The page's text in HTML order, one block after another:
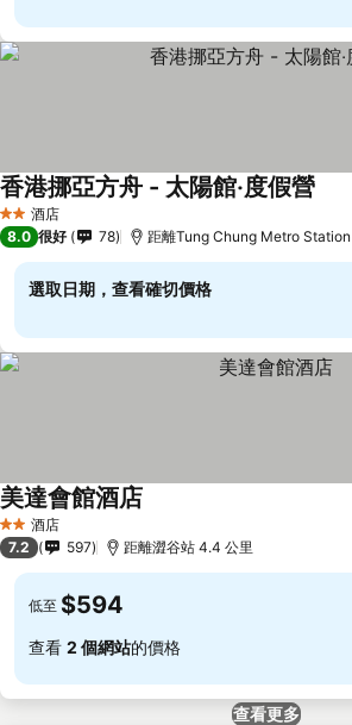
2 星級酒店
香港挪亞方舟 - 太陽館‧度假營
8.0 很好 78 距離Tung Chung Metro
選取日期，查看確切價格
2 星級酒店
美達會館酒店
7.2 597 距離澀谷站 4.4 公里
低至 $594
查看 2 個網站的價格
查看更多